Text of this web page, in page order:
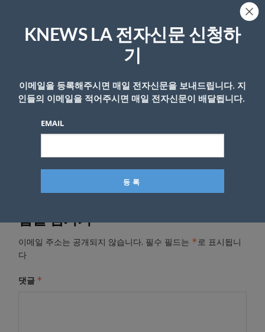
연세헬스엑스포 ‘자연치료 웰빙토크’
.. 25일 남가주 사랑의교회
- Copyright © KNEWSLA.COM, 무단 전재 및 재배포 금지
답글 남기기
이메일 주소는 공개되지 않습니다. 필수 필드는 *로 표시됩니
다
댓글 *
KNEWS LA 전자신문 신청하
기
이메일을 등록해주시면 매일 전자신문을 보내드립니다. 지
인들의 이메일을 적어주시면 매일 전자신문이 배달됩니다.
EMAIL